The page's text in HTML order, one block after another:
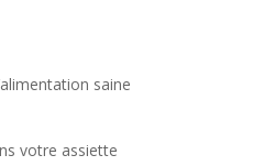
saine
votre assiette